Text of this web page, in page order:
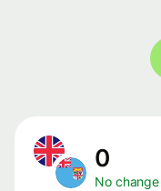
0
No change